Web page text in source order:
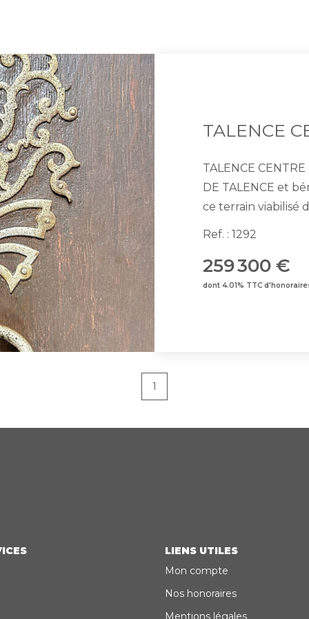
TALENCE CENTRE
DE TALENCE et
ce terrain viabilisé
pour une hauteur de
surface de 277 à
Ref. : 1292
259 300 €
dont 4.01% TTC
1
LIENS UTILES
Mon compte
Nos honoraires
Mentions légales